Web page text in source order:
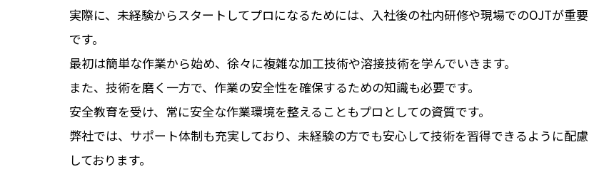
実際に、未経験からスタートしてプロになるためには、入社後の社内研修や現場でのOJTが重要
です。
最初は簡単な作業から始め、徐々に複雑な加工技術や溶接技術を学んでいきます。
また、技術を磨く一方で、作業の安全性を確保するための知識も必要です。
安全教育を受け、常に安全な作業環境を整えることもプロとしての資質です。
弊社では、サポート体制も充実しており、未経験の方でも安心して技術を習得できるように配慮
しております。